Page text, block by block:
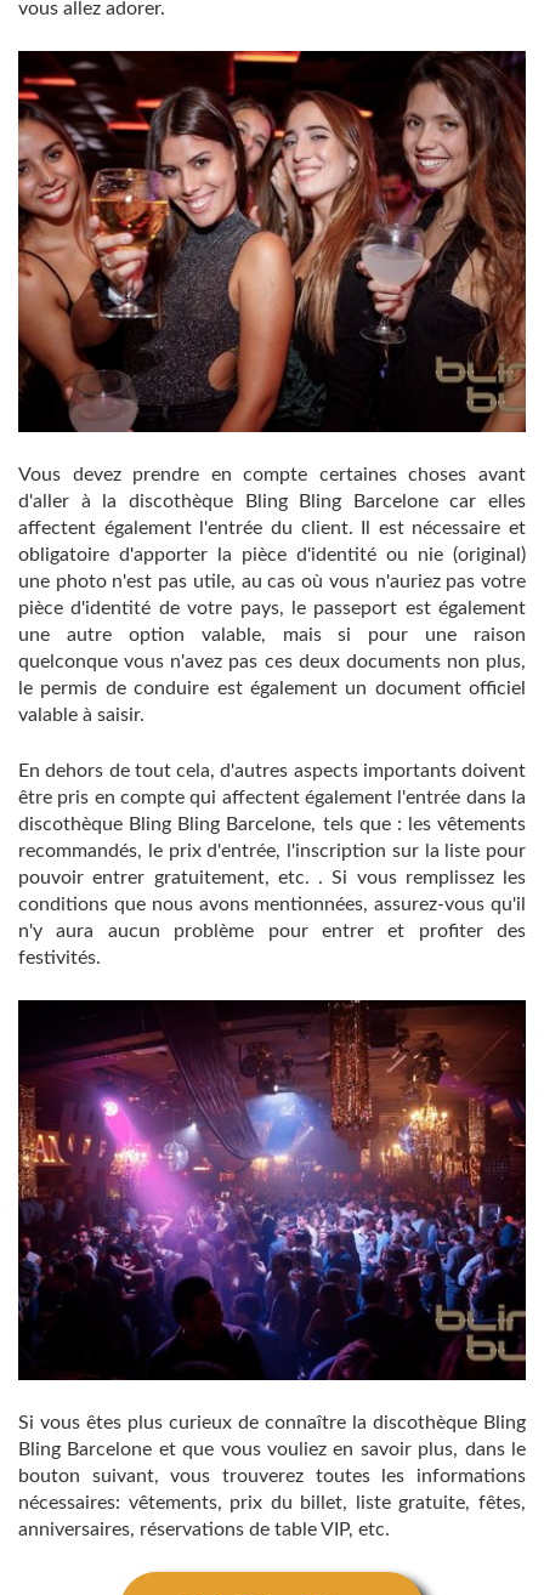
vous allez adorer.
Vous devez prendre en compte certaines choses avant
d'aller à la discothèque Bling Bling Barcelone car elles
affectent également l'entrée du client. Il est nécessaire et
obligatoire d'apporter la pièce d'identité ou nie (original)
une photo n'est pas utile, au cas où vous n'auriez pas votre
pièce d'identité de votre pays, le passeport est également
une autre option valable, mais si pour une raison
quelconque vous n'avez pas ces deux documents non plus,
le permis de conduire est également un document officiel
valable à saisir.
En dehors de tout cela, d'autres aspects importants doivent
être pris en compte qui affectent également l'entrée dans la
discothèque Bling Bling Barcelone, ​​tels que : les vêtements
recommandés, le prix d'entrée, l'inscription sur la liste pour
pouvoir entrer gratuitement, etc. . Si vous remplissez les
conditions que nous avons mentionnées, assurez-vous qu'il
n'y aura aucun problème pour entrer et profiter des
festivités.
Si vous êtes plus curieux de connaître la discothèque Bling
Bling Barcelone et que vous vouliez en savoir plus, dans le
bouton suivant, vous trouverez toutes les informations
nécessaires: vêtements, prix du billet, liste gratuite, fêtes,
anniversaires, réservations de table VIP, etc.